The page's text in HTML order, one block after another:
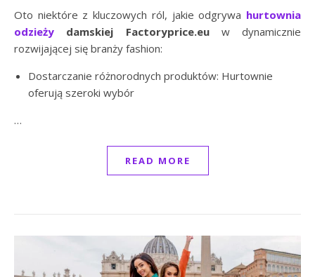
Oto niektóre z kluczowych ról, jakie odgrywa hurtownia
odzieży damskiej Factoryprice.euw dynamicznie
rozwijającej się branży fashion:
Dostarczanie różnorodnych produktów: Hurtownie
oferują szeroki wybór
…
READ MORE